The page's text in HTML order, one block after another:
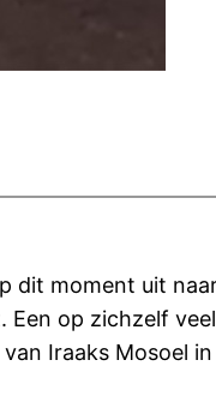
dit moment uit
Een op zichzelf
Iraaks Mosoel